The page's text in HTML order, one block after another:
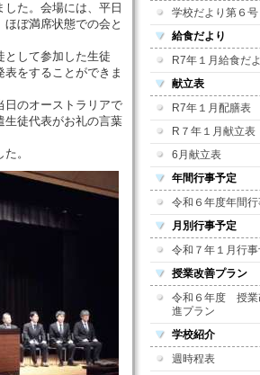
た。会場には、平日
ぼ満席状態での会と
として参加した生徒
をすることができま
日のオーストラリアで
生徒代表がお礼の言葉
。
学校だより第６号
給食だより
R7年１月給食だ
献立表
R7年１月配膳表
R７年１月献立表
6月献立表
年間行事予定
令和６年度年間行
月別行事予定
令和７年１月行事
授業改善プラン
令和６年度 授業
進プラン
学校紹介
週時程表